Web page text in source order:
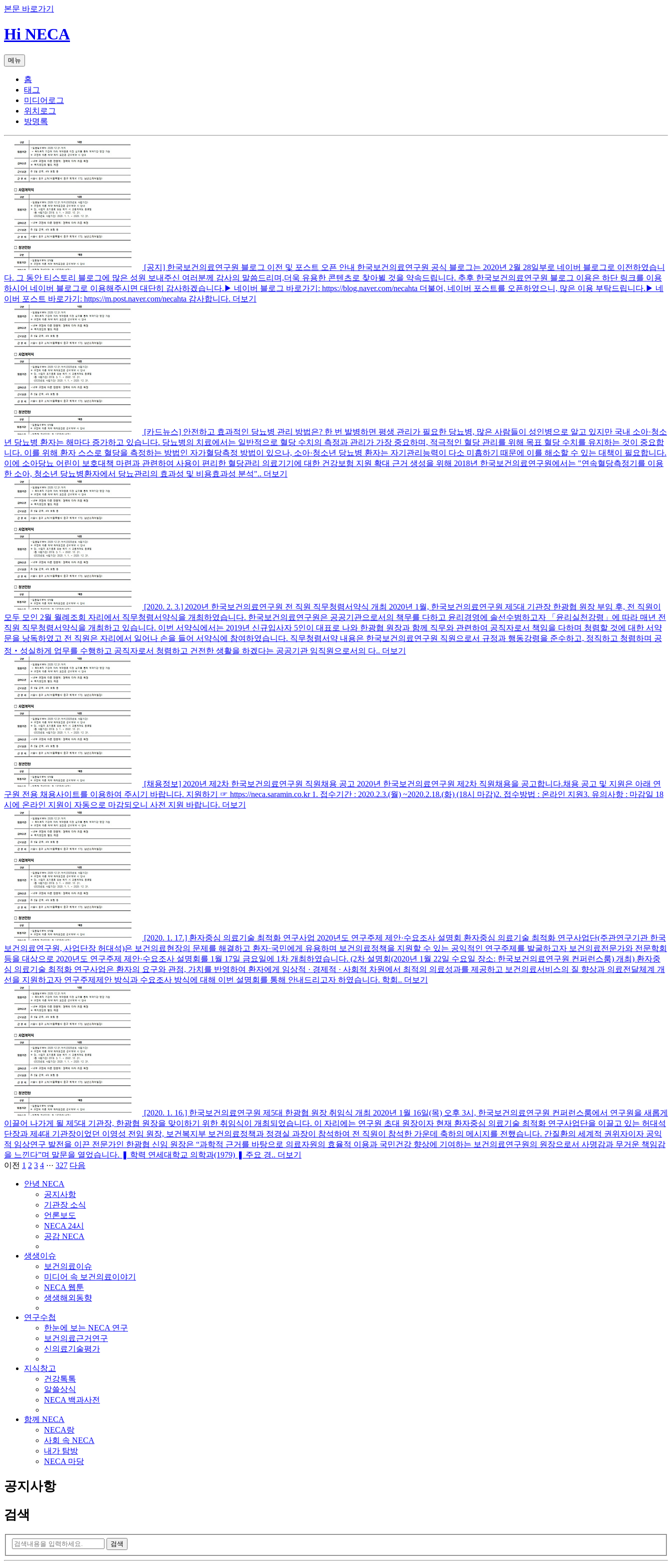
본문 바로가기
Hi NECA
메뉴
홈
태그
미디어로그
위치로그
방명록
[공지] 한국보건의료연구원 블로그 이전 및 포스트 오픈 안내 한국보건의료연구원 공식 블로그는 2020년 2월 28일부로 네이버 블로그로 이전하였습니
다. 그 동안 티스토리 블로그에 많은 성원 보내주신 여러분께 감사의 말씀드리며,더욱 유용한 콘텐츠로 찾아뵐 것을 약속드립니다. 추후 한국보건의료연구원 블로그 이용은 하단 링크를 이용
하시어 네이버 블로그로 이용해주시면 대단히 감사하겠습니다.▶ 네이버 블로그 바로가기: https://blog.naver.com/necahta 더불어, 네이버 포스트를 오픈하였으니, 많은 이용 부탁드립니다.▶ 네
이버 포스트 바로가기: https://m.post.naver.com/necahta 감사합니다. 더보기
[카드뉴스] 안전하고 효과적인 당뇨병 관리 방법은? 한 번 발병하면 평생 관리가 필요한 당뇨병, 많은 사람들이 성인병으로 알고 있지만 국내 소아·청소
년 당뇨병 환자는 해마다 증가하고 있습니다. 당뇨병의 치료에서는 일반적으로 혈당 수치의 측정과 관리가 가장 중요하며, 적극적인 혈당 관리를 위해 목표 혈당 수치를 유지하는 것이 중요합
니다. 이를 위해 환자 스스로 혈당을 측정하는 방법인 자가혈당측정 방법이 있으나, 소아·청소년 당뇨병 환자는 자기관리능력이 다소 미흡하기 때문에 이를 해소할 수 있는 대책이 필요합니다.
이에 소아당뇨 어린이 보호대책 마련과 관련하여 사용이 편리한 혈당관리 의료기기에 대한 건강보험 지원 확대 근거 생성을 위해 2018년 한국보건의료연구원에서는 "연속혈당측정기를 이용
한 소아, 청소년 당뇨병환자에서 당뇨관리의 효과성 및 비용효과성 분석".. 더보기
[2020. 2. 3.] 2020년 한국보건의료연구원 전 직원 직무청렴서약식 개최 2020년 1월, 한국보건의료연구원 제5대 기관장 한광협 원장 부임 후, 전 직원이
모두 모인 2월 월례조회 자리에서 직무청렴서약식을 개최하였습니다. 한국보건의료연구원은 공공기관으로서의 책무를 다하고 윤리경영에 솔선수범하고자 「윤리실천강령」에 따라 매년 전
직원 직무청렴서약식을 개최하고 있습니다. 이번 서약식에서는 2019년 신규입사자 5인이 대표로 나와 한광협 원장과 함께 직무와 관련하여 공직자로서 책임을 다하며 청렴할 것에 대한 서약
문을 낭독하였고 전 직원은 자리에서 일어나 손을 들어 서약식에 참여하였습니다. 직무청렴서약 내용은 한국보건의료연구원 직원으로서 규정과 행동강령을 준수하고, 정직하고 청렴하며 공
정‧성실하게 업무를 수행하고 공직자로서 청렴하고 건전한 생활을 하겠다는 공공기관 임직원으로서의 다.. 더보기
[채용정보] 2020년 제2차 한국보건의료연구원 직원채용 공고 2020년 한국보건의료연구원 제2차 직원채용을 공고합니다.채용 공고 및 지원은 아래 연
구원 전용 채용사이트를 이용하여 주시기 바랍니다. 지원하기 ☞ https://neca.saramin.co.kr 1. 접수기간 : 2020.2.3.(월) ~2020.2.18.(화) (18시 마감)2. 접수방법 : 온라인 지원3. 유의사항 : 마감일 18
시에 온라인 지원이 자동으로 마감되오니 사전 지원 바랍니다. 더보기
[2020. 1. 17.] 환자중심 의료기술 최적화 연구사업 2020년도 연구주제 제안·수요조사 설명회 환자중심 의료기술 최적화 연구사업단(주관연구기관 한국
보건의료연구원, 사업단장 허대석)은 보건의료현장의 문제를 해결하고 환자·국민에게 유용하며 보건의료정책을 지원할 수 있는 공익적인 연구주제를 발굴하고자 보건의료전문가와 전문학회
등을 대상으로 2020년도 연구주제 제안·수요조사 설명회를 1월 17일 금요일에 1차 개최하였습니다. (2차 설명회(2020년 1월 22일 수요일 장소: 한국보건의료연구원 컨퍼런스룸) 개최) 환자중
심 의료기술 최적화 연구사업은 환자의 요구와 관점, 가치를 반영하여 환자에게 임상적 · 경제적 · 사회적 차원에서 최적의 의료성과를 제공하고 보건의료서비스의 질 향상과 의료전달체계 개
선을 지원하고자 연구주제제안 방식과 수요조사 방식에 대해 이번 설명회를 통해 안내드리고자 하였습니다. 학회.. 더보기
[2020. 1. 16.] 한국보건의료연구원 제5대 한광협 원장 취임식 개최 2020년 1월 16일(목) 오후 3시, 한국보건의료연구원 컨퍼런스룸에서 연구원을 새롭게
이끌어 나가게 될 제5대 기관장, 한광협 원장을 맞이하기 위한 취임식이 개최되었습니다. 이 자리에는 연구원 초대 원장이자 현재 환자중심 의료기술 최적화 연구사업단을 이끌고 있는 허대석
단장과 제4대 기관장이었던 이영성 전임 원장, 보건복지부 보건의료정책과 정경실 과장이 참석하여 전 직원이 참석한 가운데 축하의 메시지를 전했습니다. 간질환의 세계적 권위자이자 공익
적 임상연구 발전을 이끈 전문가인 한광협 신임 원장은 “과학적 근거를 바탕으로 의료자원의 효율적 이용과 국민건강 향상에 기여하는 보건의료연구원의 원장으로서 사명감과 무거운 책임감
을 느낀다”며 말문을 열었습니다. ❚ 학력 연세대학교 의학과(1979) ❚ 주요 경.. 더보기
이전 1 2 3 4 ··· 327 다음
안녕 NECA
공지사항
기관장 소식
언론보도
NECA 24시
공감 NECA
생생이슈
보건의료이슈
미디어 속 보건의료이야기
NECA 웹툰
생생해외동향
연구수첩
한눈에 보는 NECA 연구
보건의료근거연구
신의료기술평가
지식창고
건강톡톡
알쓸상식
NECA 백과사전
함께 NECA
NECA랑
사회 속 NECA
내가 탐방
NECA 마당
공지사항
검색
검색